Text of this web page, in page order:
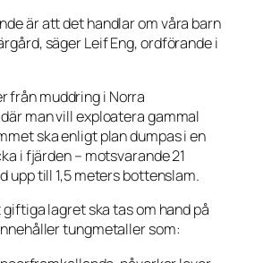
är att det handlar om våra barn
säger Leif Eng, ordförande i
från muddring i Norra
man vill exploatera gammal
ska enligt plan dumpas i en
i fjärden – motsvarande 21
upp till 1,5 meters bottenslam.
lagret ska tas om hand på
tungmetaller som: